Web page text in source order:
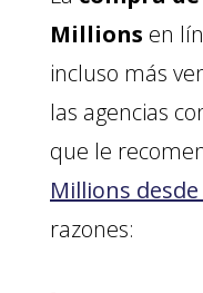
Millions en
incluso más
las agencias
que le
Millions
razones: